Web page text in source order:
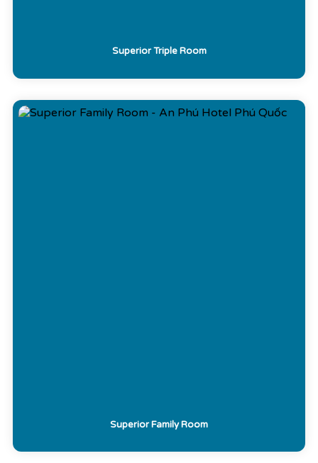
Superior Triple Room
Superior Family Room